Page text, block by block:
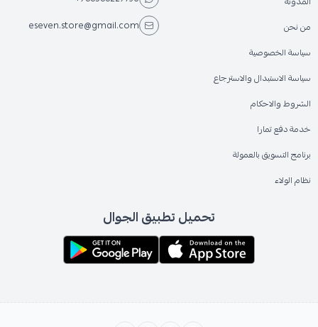
من نحن
سياسة الخصوصية
سياسة الاستبدال والاسترجاع
الشروط والاحكام
خدمة دفع تمارا
برنامج التسويق بالعمولة
نظام الولاء
eseven.store@gmail.com
تحميل تطبيق الجوال